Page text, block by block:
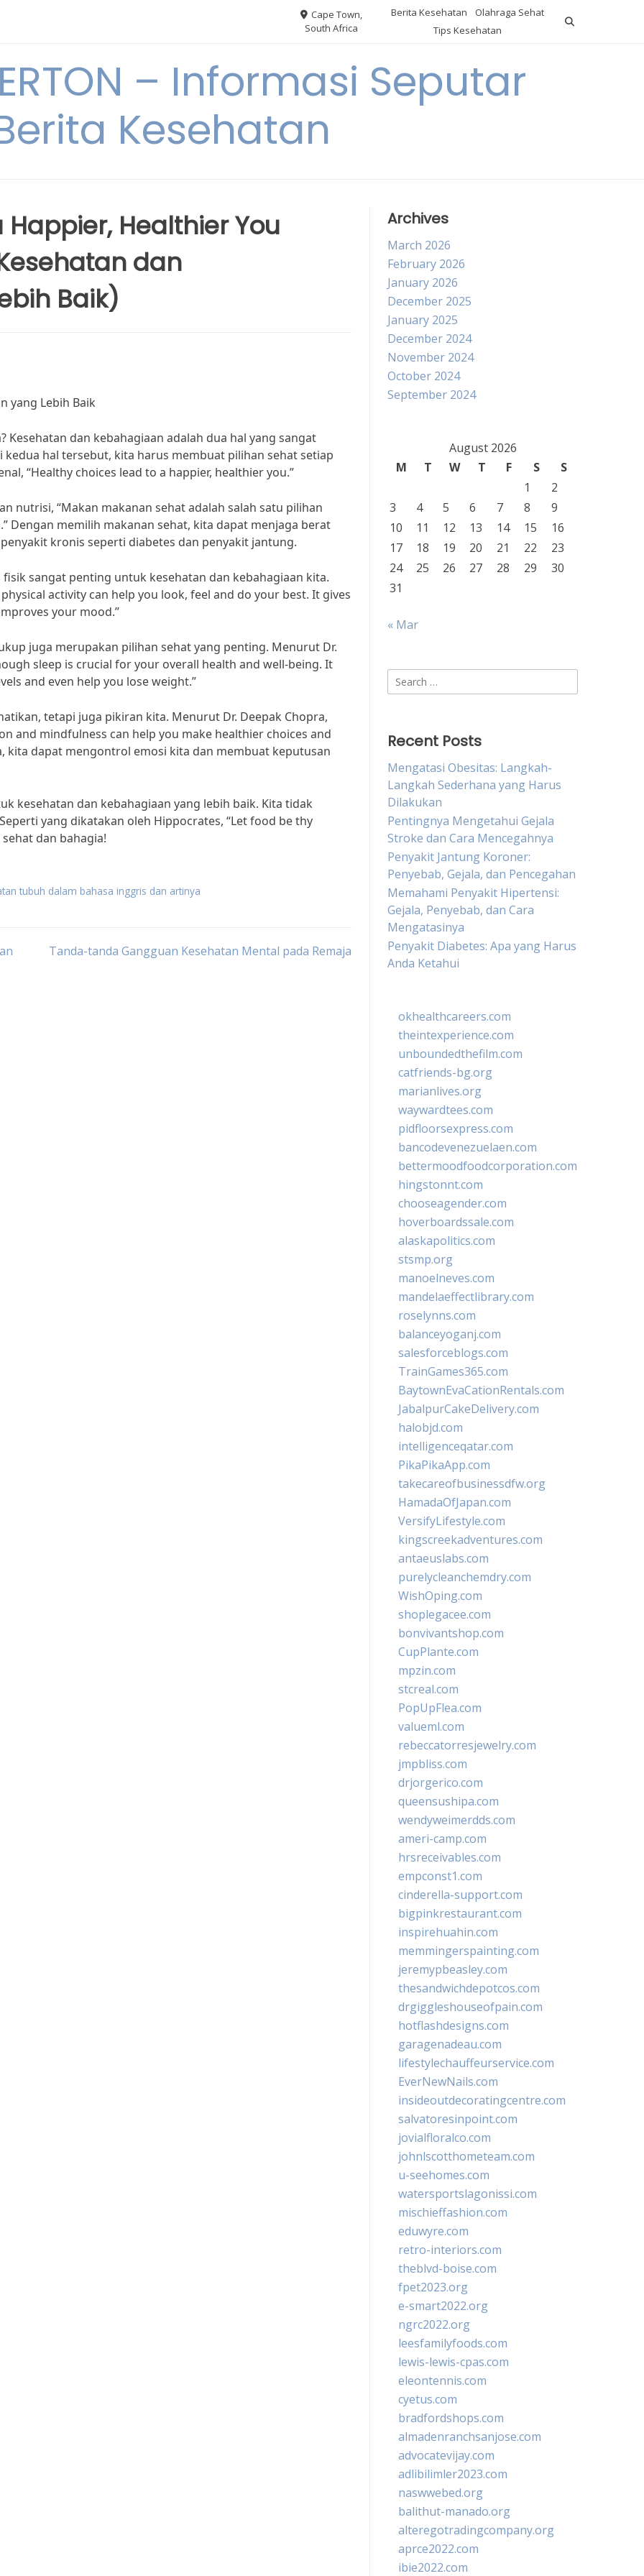
Cape Town,
South Africa
Berita Kesehatan
Olahraga Sehat
Tips Kesehatan
– Informasi Seputar
Kesehatan
Healthier You
dan
Baik)
yang Lebih Baik
Kesehatan dan kebahagiaan adalah dua hal yang sangat
hal tersebut, kita harus membuat pilihan sehat setiap
“Healthy choices lead to a happier, healthier you.”
nutrisi, “Makan makanan sehat adalah salah satu pilihan
Dengan memilih makanan sehat, kita dapat menjaga berat
kronis seperti diabetes dan penyakit jantung.
sangat penting untuk kesehatan dan kebahagiaan kita.
activity can help you look, feel and do your best. It gives
your mood.”
juga merupakan pilihan sehat yang penting. Menurut Dr.
sleep is crucial for your overall health and well-being. It
and even help you lose weight.”
tetapi juga pikiran kita. Menurut Dr. Deepak Chopra,
and mindfulness can help you make healthier choices and
kita dapat mengontrol emosi kita dan membuat keputusan
kesehatan dan kebahagiaan yang lebih baik. Kita tidak
yang dikatakan oleh Hippocrates, “Let food be thy
dan bahagia!
tubuh dalam bahasa inggris dan artinya
Tanda-tanda Gangguan Kesehatan Mental pada Remaja
Archives
March 2026
February 2026
January 2026
December 2025
January 2025
December 2024
November 2024
October 2024
September 2024
August 2026
M
T W T F S
S
1
2
3
4 5 6 7 8
9
10
11 12 13 14 15
16
17
18 19 20 21 22
23
24
25 26 27 28 29
30
31
« Mar
Search
for:
Recent Posts
Mengatasi Obesitas: Langkah-
Langkah Sederhana yang Harus
Dilakukan
Pentingnya Mengetahui Gejala
Stroke dan Cara Mencegahnya
Penyakit Jantung Koroner:
Penyebab, Gejala, dan Pencegahan
Memahami Penyakit Hipertensi:
Gejala, Penyebab, dan Cara
Mengatasinya
Penyakit Diabetes: Apa yang Harus
Anda Ketahui
okhealthcareers.com
theintexperience.com
unboundedthefilm.com
catfriends-bg.org
marianlives.org
waywardtees.com
pidfloorsexpress.com
bancodevenezuelaen.com
bettermoodfoodcorporation.com
hingstonnt.com
chooseagender.com
hoverboardssale.com
alaskapolitics.com
stsmp.org
manoelneves.com
mandelaeffectlibrary.com
roselynns.com
balanceyoganj.com
salesforceblogs.com
TrainGames365.com
BaytownEvaCationRentals.com
JabalpurCakeDelivery.com
halobjd.com
intelligenceqatar.com
PikaPikaApp.com
takecareofbusinessdfw.org
HamadaOfJapan.com
VersifyLifestyle.com
kingscreekadventures.com
antaeuslabs.com
purelycleanchemdry.com
WishOping.com
shoplegacee.com
bonvivantshop.com
CupPlante.com
mpzin.com
stcreal.com
PopUpFlea.com
valueml.com
rebeccatorresjewelry.com
jmpbliss.com
drjorgerico.com
queensushipa.com
wendyweimerdds.com
ameri-camp.com
hrsreceivables.com
empconst1.com
cinderella-support.com
bigpinkrestaurant.com
inspirehuahin.com
memmingerspainting.com
jeremypbeasley.com
thesandwichdepotcos.com
drgiggleshouseofpain.com
hotflashdesigns.com
garagenadeau.com
lifestylechauffeurservice.com
EverNewNails.com
insideoutdecoratingcentre.com
salvatoresinpoint.com
jovialfloralco.com
johnlscotthometeam.com
u-seehomes.com
watersportslagonissi.com
mischieffashion.com
eduwyre.com
retro-interiors.com
theblvd-boise.com
fpet2023.org
e-smart2022.org
ngrc2022.org
leesfamilyfoods.com
lewis-lewis-cpas.com
eleontennis.com
cyetus.com
bradfordshops.com
almadenranchsanjose.com
advocatevijay.com
adlibilimler2023.com
naswwebed.org
balithut-manado.org
alteregotradingcompany.org
aprce2022.com
ibie2022.com